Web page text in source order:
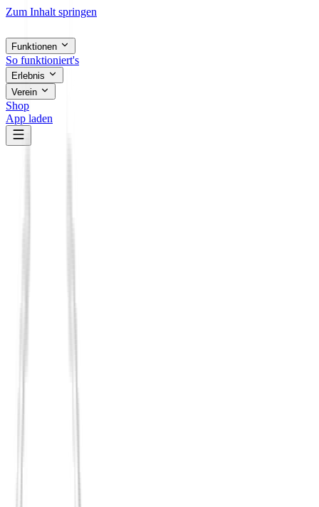
Zum Inhalt springen
Funktionen
So funktioniert's
Erlebnis
Verein
Shop
App laden